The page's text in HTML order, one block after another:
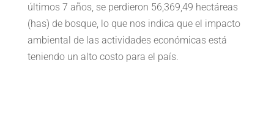
últimos 7 años, se perdieron 56,369,49 hectáreas
(has) de bosque, lo que nos indica que el impacto
ambiental de las actividades económicas está
teniendo un alto costo para el país.